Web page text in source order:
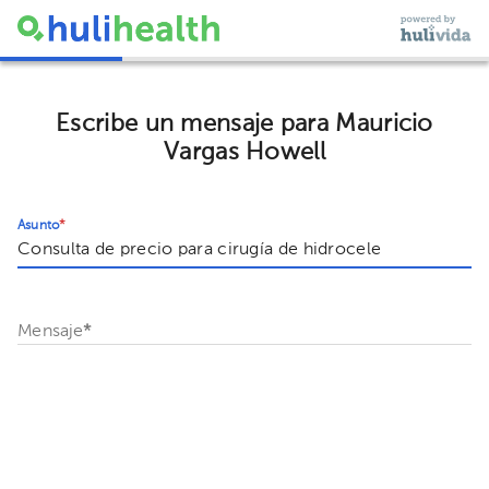
Escribe un mensaje para Mauricio
Vargas Howell
Asunto*
Mensaje*